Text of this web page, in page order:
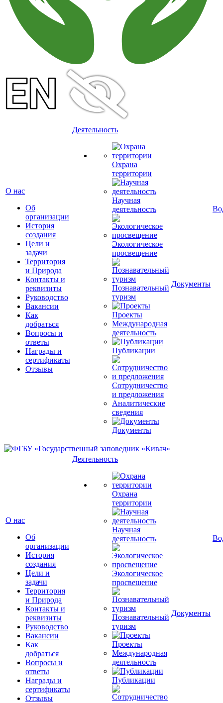
О нас
Об
организации
История
создания
Цели и
задачи
Территория
и Природа
Контакты и
реквизиты
Руководство
Вакансии
Как
добраться
Вопросы и
ответы
Награды и
сертификаты
Отзывы
Деятельность
Охрана
территории
Научная
деятельность
Экологическое
просвещение
Познавательный
туризм
Проекты
Международная
деятельность
Публикации
Сотрудничество
и предложения
Аналитические
сведения
Документы
Документы
О нас
Об
организации
История
создания
Цели и
задачи
Территория
и Природа
Контакты и
реквизиты
Руководство
Вакансии
Как
добраться
Вопросы и
ответы
Награды и
сертификаты
Отзывы
Деятельность
Охрана
территории
Научная
деятельность
Экологическое
просвещение
Познавательный
туризм
Проекты
Международная
деятельность
Публикации
Документы